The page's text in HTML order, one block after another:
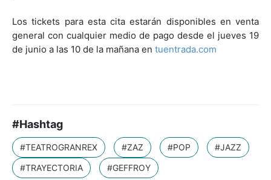
Los tickets para esta cita estarán disponibles en venta
general con cualquier medio de pago desde el jueves 19
de junio a las 10 de la mañana en tuentrada.com
#Hashtag
#TEATROGRANREX #ZAZ #POP
#JAZZ
#TRAYECTORIA
#GEFFROY